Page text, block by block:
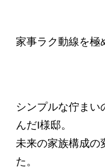
家事ラク動線を極
シンプルな佇まい
んだI様邸。
未来の家族構成の
た。